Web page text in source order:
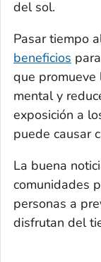
del sol.
Pasar tiempo
beneficios
que promueve
mental y
exposición a
puede causar
La buena
comunidades
personas a
disfrutan del